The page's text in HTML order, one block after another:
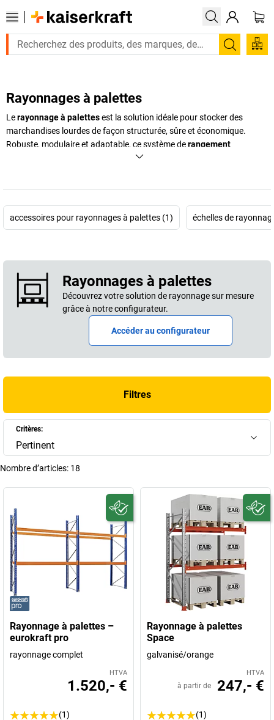
Rayonnages à palettes
Lerayonnage à palettesest la solution idéale pour stocker des
marchandises lourdes de façon structurée, sûre et économique.
Robuste, modulaire et adaptable, ce système derangement
est conçu pour optimiser l'espace dans les entrepôts, les
particulièrement appréciés pour leur grande capacité de charge, leur
rangement industriel. Nos experts sont à votre disposition pour
concevoir avec vous une solution sur mesure, conforme à vos
contraintes de stockage et aux normes en vigueur.
accessoires pour rayonnages à palettes (1) échelles de
Rayonnages à palettes
Découvrez votre solution de rayonnage sur mesure
grâce à notre configurateur.
Accéder au configurateur
Filtres
Critères:
Pertinent
Nombre d’articles: 18
Rayonnage à palettes –
eurokraft pro
rayonnage complet
HTVA
1.520,- €
(1)
Rayonnage à palettes
Space
galvanisé/orange
HTVA
à partir de 247,- €
(1)